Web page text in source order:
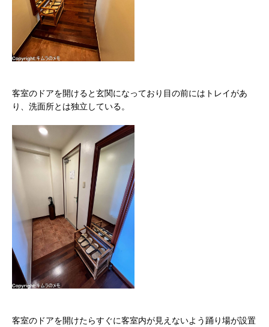
客室のドアを開けると玄関になっており目の前にはトレイがあ
り、洗面所とは独立している。
客室のドアを開けたらすぐに客室内が見えないよう踊り場が設置